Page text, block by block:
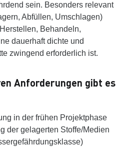
sein. Besonders relevant
Abfüllen, Umschlagen)
Behandeln,
dauerhaft dichte und
zwingend erforderlich ist.
Anforderungen gibt es
in der frühen Projektphase
der gelagerten Stoffe/Medien